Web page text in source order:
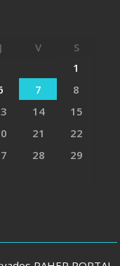
J V
S
1
7
8
14
15
21
22
28
29